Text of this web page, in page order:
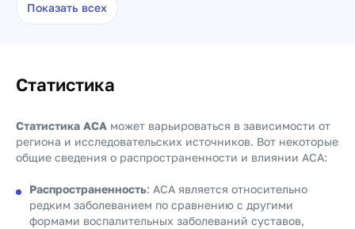
Показать всех
Статистика
Статистика АСА может варьироваться в зависимости от
региона и исследовательских источников. Вот некоторые
общие сведения о распространенности и влиянии АСА:
Распространенность: АСА является относительно
редким заболеванием по сравнению с другими
формами воспалительных заболеваний суставов,